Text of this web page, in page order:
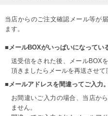
当店からのご注文確認メール等が
ます。
■メールBOXがいっぱいになってい
送受信をされた後、メールBOX
頂きましたらメールを再送させて
■メールアドレスを間違ってご入力。
お間違いご入力の場合、当店か
ません。